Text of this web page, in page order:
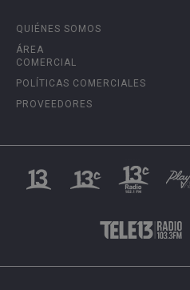
QUIÉNES SOMOS
ÁREA
COMERCIAL
POLÍTICAS COMERCIALES
PROVEEDORES